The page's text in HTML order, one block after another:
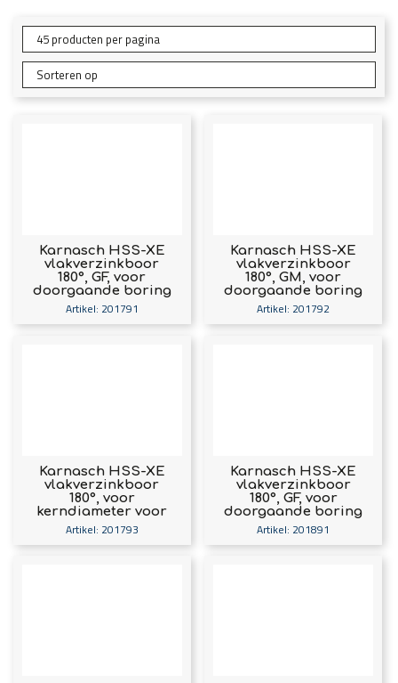
Karnasch HSS-XE
vlakverzinkboor
180°, GF, voor
doorgaande boring
met schroefdraad
Artikel: 201791
Karnasch HSS-XE
vlakverzinkboor
180°, GM, voor
doorgaande boring
met schroefdraad
Artikel: 201792
Karnasch HSS-XE
vlakverzinkboor
180°, voor
kerndiameter voor
schroefdraad
Artikel: 201793
Karnasch HSS-XE
vlakverzinkboor
180°, GF, voor
doorgaande boring
met boutkop,
TITAN-TEC gecoat
Artikel: 201891